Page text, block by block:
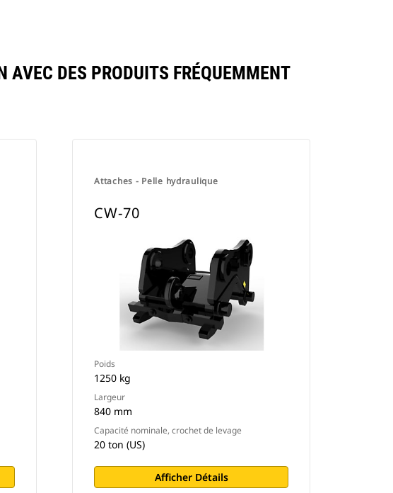
DES PRODUITS FRÉQUEMMENT
Attaches - Pelle hydraulique
CW-70
Poids
1250 kg
Largeur
840 mm
Capacité nominale, crochet de levage
20 ton (US)
Afficher Détails